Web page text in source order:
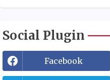
Social Plugin
Facebook